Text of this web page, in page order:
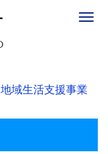
地域生活支援事業